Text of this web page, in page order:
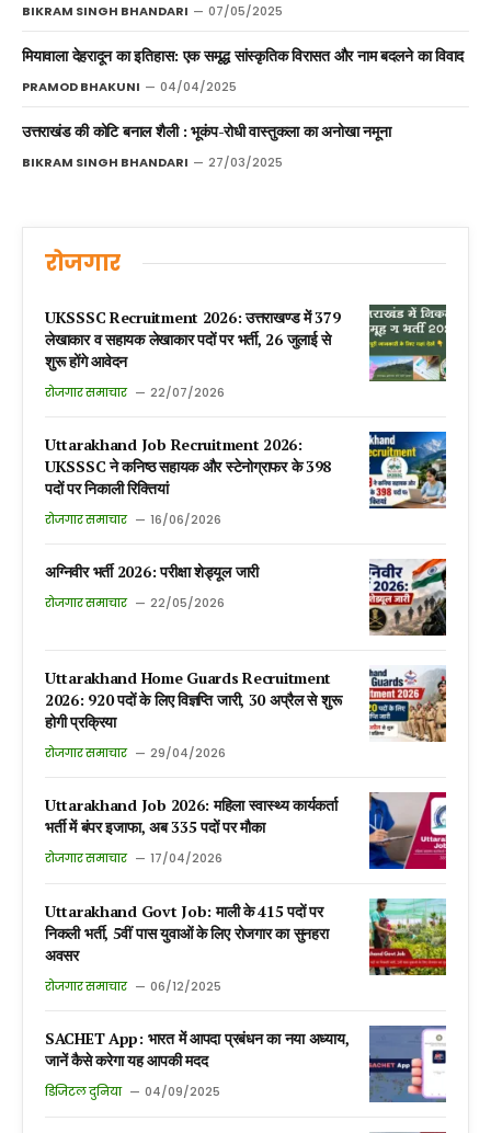
BIKRAM SINGH BHANDARI 07/05/2025
मियावाला देहरादून का इतिहास: एक समृद्ध सांस्कृतिक विरासत और नाम बदलने का विवाद
PRAMOD BHAKUNI 04/04/2025
उत्तराखंड की कोटि बनाल शैली : भूकंप-रोधी वास्तुकला का अनोखा नमूना
BIKRAM SINGH BHANDARI 27/03/2025
रोजगार
UKSSSC Recruitment 2026: उत्तराखण्ड में 379
लेखाकार व सहायक लेखाकार पदों पर भर्ती, 26 जुलाई से
शुरू होंगे आवेदन
रोजगार समाचार 22/07/2026
Uttarakhand Job Recruitment 2026:
UKSSSC ने कनिष्ठ सहायक और स्टेनोग्राफर के 398
पदों पर निकाली रिक्तियां
रोजगार समाचार 16/06/2026
अग्निवीर भर्ती 2026: परीक्षा शेड्यूल जारी
रोजगार समाचार 22/05/2026
Uttarakhand Home Guards Recruitment
2026: 920 पदों के लिए विज्ञप्ति जारी, 30 अप्रैल से शुरू
होगी प्रक्रिया
रोजगार समाचार 29/04/2026
Uttarakhand Job 2026: महिला स्वास्थ्य कार्यकर्ता
भर्ती में बंपर इजाफा, अब 335 पदों पर मौका
रोजगार समाचार 17/04/2026
Uttarakhand Govt Job: माली के 415 पदों पर
निकली भर्ती, 5वीं पास युवाओं के लिए रोजगार का सुनहरा
अवसर
रोजगार समाचार 06/12/2025
SACHET App: भारत में आपदा प्रबंधन का नया अध्याय,
जानें कैसे करेगा यह आपकी मदद
डिजिटल दुनिया 04/09/2025